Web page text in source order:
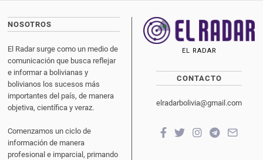
NOSOTROS
El Radar surge como un medio de
comunicación que busca reflejar
e informar a bolivianas y
bolivianos los sucesos más
importantes del país, de manera
objetiva, científica y veraz.
Comenzamos un ciclo de
información de manera
profesional e imparcial, primando
EL RADAR
CONTACTO
elradarbolivia@gmail.com